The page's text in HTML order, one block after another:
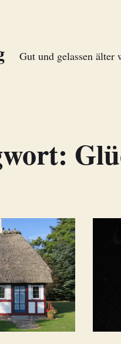
Gut und gelassen älter